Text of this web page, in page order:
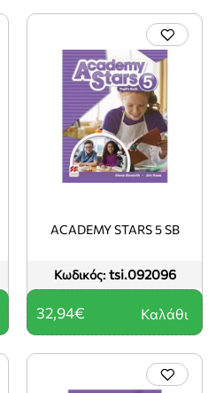
Κωδικός: tsi.092096
ACADEMY STARS 5 SB
32,94€ Καλάθι